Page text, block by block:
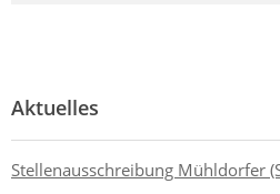
Aktuelles
Stellenausschreibung Mühldorfer